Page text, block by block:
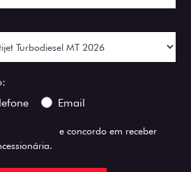
Email
e concordo em receber